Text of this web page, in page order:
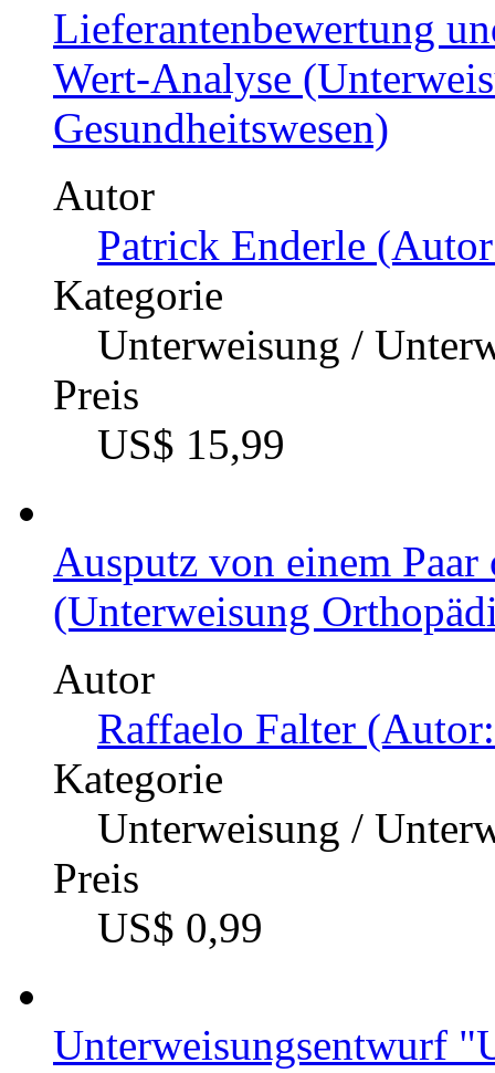
Lieferantenbewertung
Wert-Analyse
Gesundheitswesen)
Autor
Patrick Enderle
Kategorie
Unterweisung /
Preis
US$ 15,99
Ausputz von einem
(Unterweisung
Autor
Raffaelo Falter
Kategorie
Unterweisung /
Preis
US$ 0,99
Unterweisungsentwurf